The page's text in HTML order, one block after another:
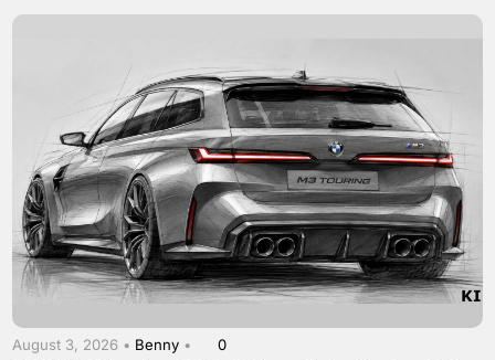
August 3, 2026 • Benny • 0